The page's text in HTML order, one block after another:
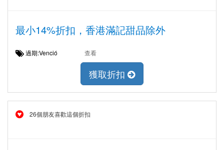
最小14%折扣，香港滿記甜品除外
過期:Venció 查看
獲取折扣
26個朋友喜歡這個折扣